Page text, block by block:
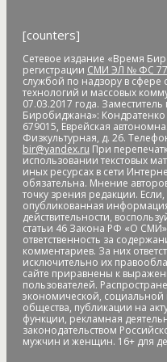
Банк Россиибанки
банковские_карты
барельеф баскетбол
бездомныебездомные
Безопасное колесо-2019
качественные дороги
Берл Лазарбесплатные
Бессмертный полк
библиотекабизнесбизнес
омбудсменбиометрия
БиробидажанБиробиджан
Биробиджанская
Биробиджанская таможня
Биробиджанский Арбат
гарнизонный суд
искусствБиробиджанский
битумная яма
ямыБлаговещенск
[counters]
Сетевое издание «Время
регистрации СМИ ЭЛ № ФС 77
службой по надзору в
технологий и массовых
07.03.2017 года.
Биробиджана»: Кондратенко
679015, Еврейская
Физкультурная, д. 26.
bir@yandex.ru При
использовании текстовых
иных ресурсах в сети
обязательна. Мнение
точку зрения редакции.
опубликованная информация
действительности,
статьи 46 Закона РФ «О
ответственность за
комментариев. За них
исключительно их
сайте приравнены к
пользователей.
экономической,
общества, публикации на
функции, рекламная
законодательством
мужчин и женщин. 16+ для